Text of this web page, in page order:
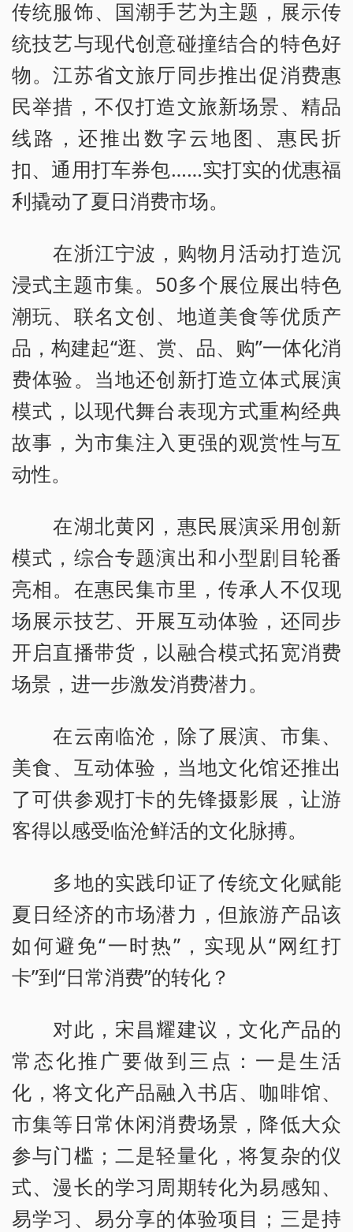
传统服饰、国潮手艺为主题，展示传
统技艺与现代创意碰撞结合的特色好
物。江苏省文旅厅同步推出促消费惠
民举措，不仅打造文旅新场景、精品
线路，还推出数字云地图、惠民折
扣、通用打车券包……实打实的优惠福
利撬动了夏日消费市场。
在浙江宁波，购物月活动打造沉
浸式主题市集。50多个展位展出特色
潮玩、联名文创、地道美食等优质产
品，构建起“逛、赏、品、购”一体化消
费体验。当地还创新打造立体式展演
模式，以现代舞台表现方式重构经典
故事，为市集注入更强的观赏性与互
动性。
在湖北黄冈，惠民展演采用创新
模式，综合专题演出和小型剧目轮番
亮相。在惠民集市里，传承人不仅现
场展示技艺、开展互动体验，还同步
开启直播带货，以融合模式拓宽消费
场景，进一步激发消费潜力。
在云南临沧，除了展演、市集、
美食、互动体验，当地文化馆还推出
了可供参观打卡的先锋摄影展，让游
客得以感受临沧鲜活的文化脉搏。
多地的实践印证了传统文化赋能
夏日经济的市场潜力，但旅游产品该
如何避免“一时热”，实现从“网红打
卡”到“日常消费”的转化？
对此，宋昌耀建议，文化产品的
常态化推广要做到三点：一是生活
化，将文化产品融入书店、咖啡馆、
市集等日常休闲消费场景，降低大众
参与门槛；二是轻量化，将复杂的仪
式、漫长的学习周期转化为易感知、
易学习、易分享的体验项目；三是持